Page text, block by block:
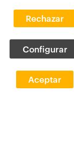
Rechazar
Configurar
Aceptar